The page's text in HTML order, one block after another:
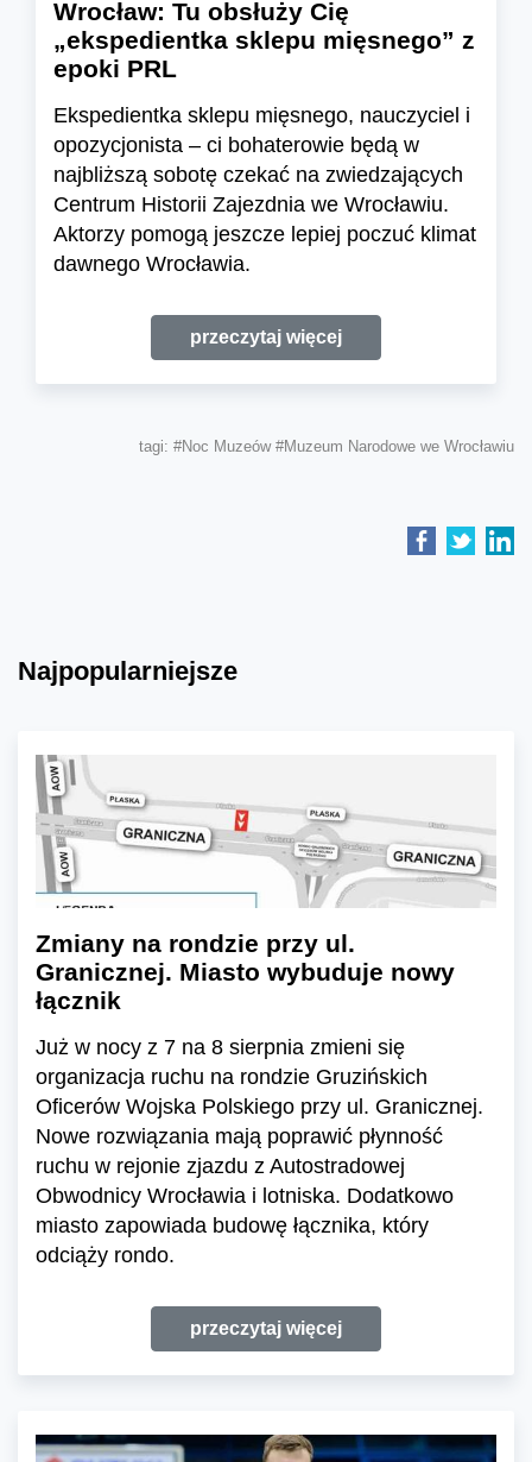
Wrocław: Tu obsłuży Cię
„ekspedientka sklepu mięsnego” z
epoki PRL
Ekspedientka sklepu mięsnego, nauczyciel i
opozycjonista – ci bohaterowie będą w
najbliższą sobotę czekać na zwiedzających
Centrum Historii Zajezdnia we Wrocławiu.
Aktorzy pomogą jeszcze lepiej poczuć klimat
dawnego Wrocławia.
przeczytaj więcej
tagi: #Noc Muzeów #Muzeum Narodowe we Wrocławiu
Najpopularniejsze
Zmiany na rondzie przy ul.
Granicznej. Miasto wybuduje nowy
łącznik
Już w nocy z 7 na 8 sierpnia zmieni się
organizacja ruchu na rondzie Gruzińskich
Oficerów Wojska Polskiego przy ul. Granicznej.
Nowe rozwiązania mają poprawić płynność
ruchu w rejonie zjazdu z Autostradowej
Obwodnicy Wrocławia i lotniska. Dodatkowo
miasto zapowiada budowę łącznika, który
odciąży rondo.
przeczytaj więcej